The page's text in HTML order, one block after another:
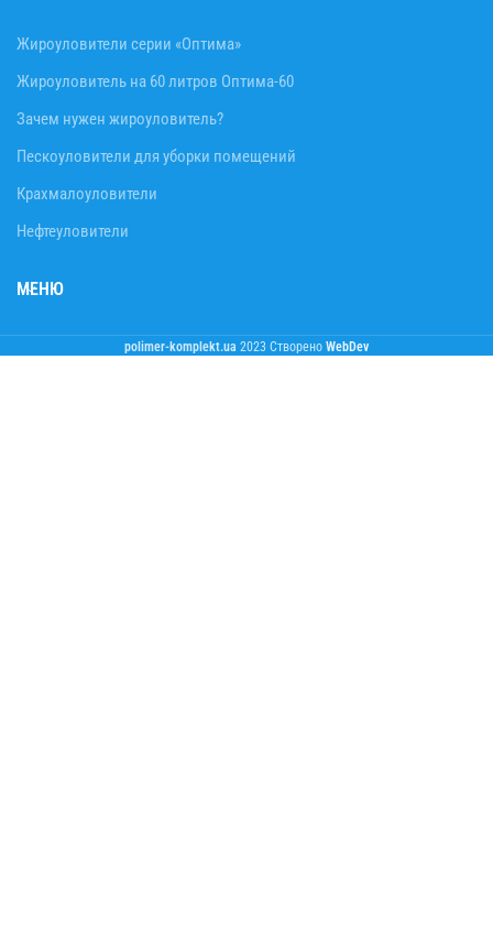
Жироуловители серии «Оптима»
Жироуловитель на 60 литров Оптима-60
Зачем нужен жироуловитель?
Пескоуловители для уборки помещений
Крахмалоуловители
Нефтеуловители
МЕНЮ
polimer-komplekt.ua 2023 Створено WebDev